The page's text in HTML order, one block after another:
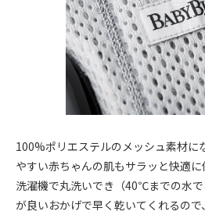
100%ポリエステルのメッシュ素材に
やすい赤ちゃんの肌もサラッと快適に
洗濯機で丸洗いでき（40℃までの水
が良いおかげで早く乾いてくれるので